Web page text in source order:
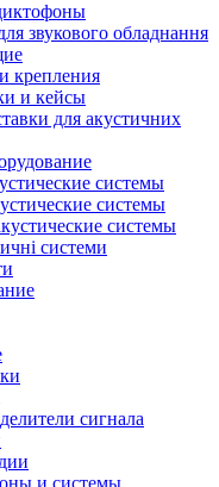
звукового обладнання
крепления
и кейсы
для акустичних
системы
системы
системы
системи
сигнала
и системы